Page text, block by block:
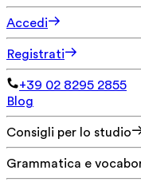
Accedi
Registrati
+39 02 8295 2855
Blog
Consigli per lo studio
Grammatica e